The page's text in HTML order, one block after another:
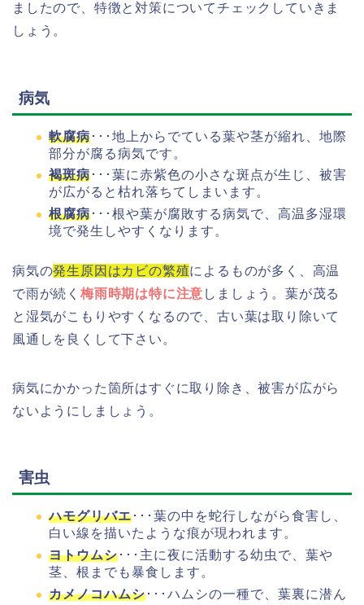
ましたので、特徴と対策についてチェックしていきま
しょう。
病気
軟腐病･･･地上からでている葉や茎が縮れ、地際
部分が腐る病気です。
褐斑病･･･葉に赤紫色の小さな斑点が生じ、被害
が広がると枯れ落ちてしまいます。
根腐病･･･根や葉が腐敗する病気で、高温多湿環
境で発生しやすくなります。
病気の発生原因はカビの繁殖によるものが多く、高温
で雨が続く 梅雨時期は特に注意 しましょう。葉が茂る
と湿気がこもりやすくなるので、古い葉は取り除いて
風通しを良くして下さい。
病気にかかった箇所はすぐに取り除き、被害が広がら
ないようにしましょう。
害虫
ハモグリバエ･･･葉の中を蛇行しながら食害し、
白い線を描いたような痕が現われます。
ヨトウムシ･･･主に夜に活動する幼虫で、葉や
茎、根までも暴食します。
カメノコハムシ･･･ハムシの一種で、葉裏に潜ん